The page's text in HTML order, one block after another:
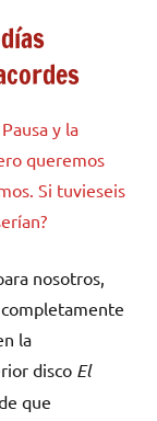
y la
queremos
Si tuvieseis
nosotros,
la
disco El
que